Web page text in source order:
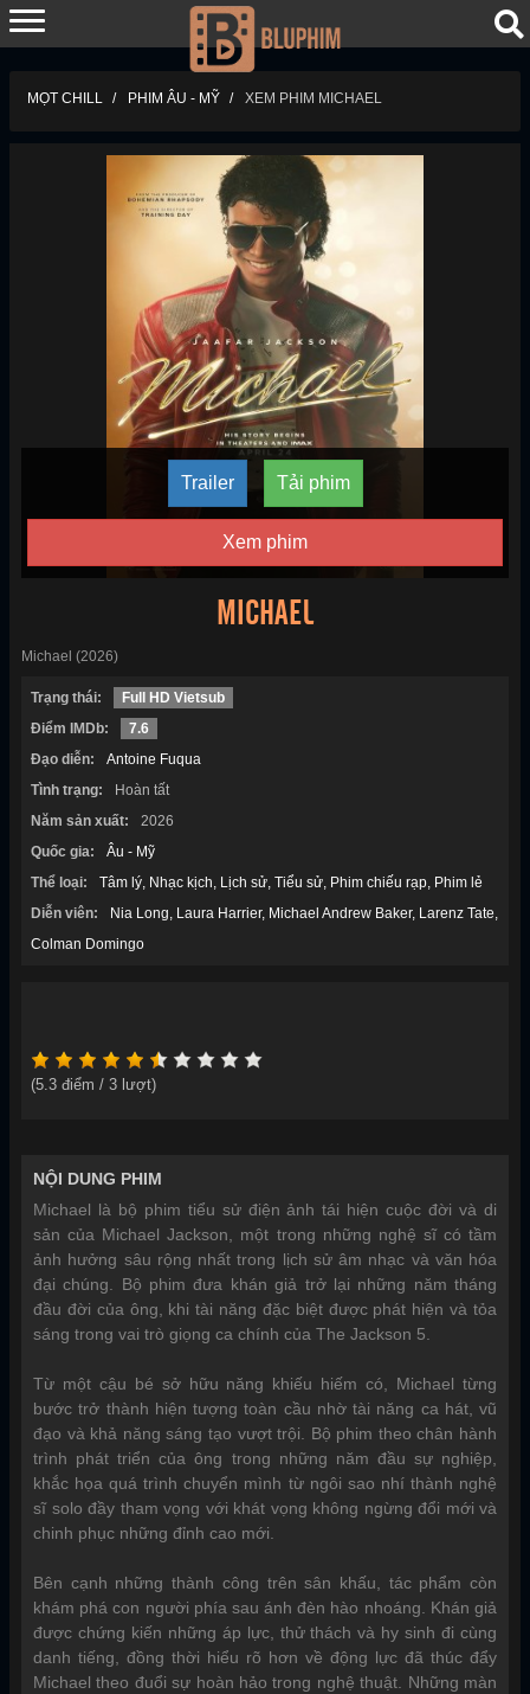
MỌT CHILL PHIM ÂU - MỸ XEM PHIM MICHAEL
Trailer Tải phim
Xem phim
MICHAEL
Michael (2026)
Trạng thái:
Full HD Vietsub
Điểm IMDb:
7.6
Đạo diễn:
Antoine Fuqua
Tình trạng:
Hoàn tất
Năm sản xuất:
2026
Quốc gia:
Âu - Mỹ
Thể loại:
Tâm lý Nhạc kịch Lịch sử Tiểu sử Phim chiếu rạp Phim lẻ
Diễn viên:
Nia Long Laura Harrier Michael Andrew Baker Larenz Tate
Colman Domingo
(5.3 điểm / 3 lượt)
NỘI DUNG PHIM
Michael là bộ phim tiểu sử điện ảnh tái hiện cuộc đời và di
sản của Michael Jackson, một trong những nghệ sĩ có tầm
ảnh hưởng sâu rộng nhất trong lịch sử âm nhạc và văn hóa
đại chúng. Bộ phim đưa khán giả trở lại những năm tháng
đầu đời của ông, khi tài năng đặc biệt được phát hiện và tỏa
sáng trong vai trò giọng ca chính của The Jackson 5.
Từ một cậu bé sở hữu năng khiếu hiếm có, Michael từng
bước trở thành hiện tượng toàn cầu nhờ tài năng ca hát, vũ
đạo và khả năng sáng tạo vượt trội. Bộ phim theo chân hành
trình phát triển của ông trong những năm đầu sự nghiệp,
khắc họa quá trình chuyển mình từ ngôi sao nhí thành nghệ
sĩ solo đầy tham vọng với khát vọng không ngừng đổi mới và
chinh phục những đỉnh cao mới.
Bên cạnh những thành công trên sân khấu, tác phẩm còn
khám phá con người phía sau ánh đèn hào nhoáng. Khán giả
được chứng kiến những áp lực, thử thách và hy sinh đi cùng
danh tiếng, đồng thời hiểu rõ hơn về động lực đã thúc đẩy
Michael theo đuổi sự hoàn hảo trong nghệ thuật. Những màn